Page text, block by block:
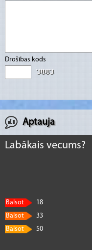
Drošības kods
Aptauja
Labākais vecums?
Balsot
18
Balsot
33
Balsot
50